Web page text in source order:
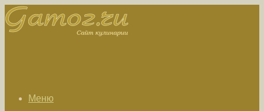
Меню